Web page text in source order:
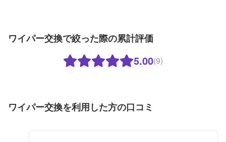
ワイパー交換で絞った際の累計評価
5.00(9)
ワイパー交換を利用した方の口コミ